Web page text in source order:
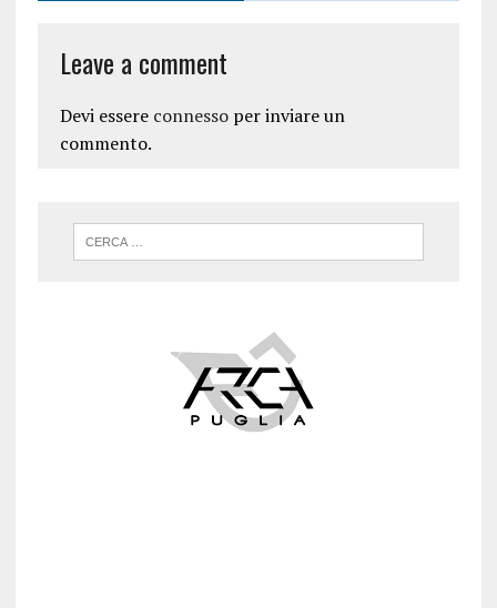
Leave a comment
Devi essere connessoper inviare un
commento.